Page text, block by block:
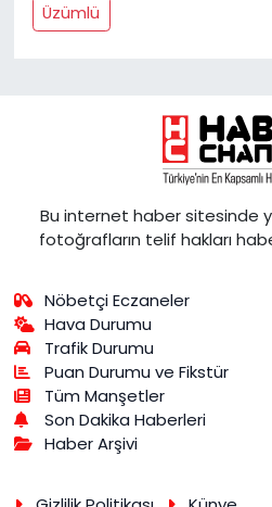
Üzümlü
Bu internet haber sitesinde
fotoğrafların telif hakları
Nöbetçi Eczaneler
Hava Durumu
Trafik Durumu
Puan Durumu ve Fikstür
Tüm Manşetler
Son Dakika Haberleri
Haber Arşivi